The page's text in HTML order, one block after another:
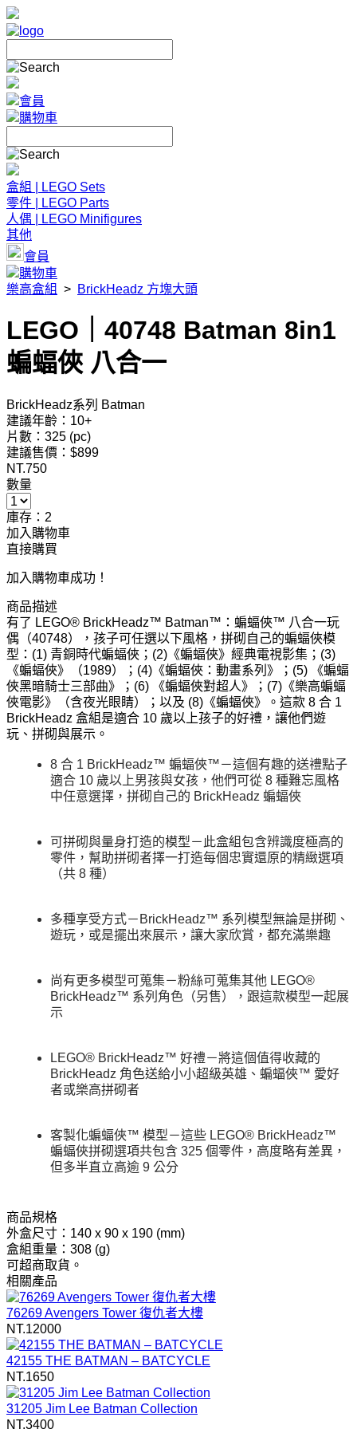
會員
購物車
盒組 | LEGO Sets
零件 | LEGO Parts
人偶 | LEGO Minifigures
其他
會員
購物車
樂高盒組 > BrickHeadz 方塊大頭
LEGO｜40748 Batman 8in1
蝙蝠俠 八合一
BrickHeadz系列 Batman
建議年齡：10+
片數：325 (pc)
建議售價：$899
NT.750
數量
庫存：2
加入購物車
直接購買
加入購物車成功！
商品描述
有了 LEGO® BrickHeadz™ Batman™：蝙蝠俠™ 八合一玩
偶（40748），孩子可任選以下風格，拼砌自己的蝙蝠俠模
型：(1) 青銅時代蝙蝠俠；(2)《蝙蝠俠》經典電視影集；(3)
《蝙蝠俠》（1989）；(4)《蝙蝠俠：動畫系列》；(5) 《蝙蝠
俠黑暗騎士三部曲》；(6) 《蝙蝠俠對超人》；(7)《樂高蝙蝠
俠電影》（含夜光眼睛）；以及 (8)《蝙蝠俠》。這款 8 合 1
BrickHeadz 盒組是適合 10 歲以上孩子的好禮，讓他們遊
玩、拼砌與展示。
8 合 1 BrickHeadz™ 蝙蝠俠™－這個有趣的送禮點子
適合 10 歲以上男孩與女孩，他們可從 8 種難忘風格
中任意選擇，拼砌自己的 BrickHeadz 蝙蝠俠
可拼砌與量身打造的模型－此盒組包含辨識度極高的
零件，幫助拼砌者擇一打造每個忠實還原的精緻選項
（共 8 種）
多種享受方式－BrickHeadz™ 系列模型無論是拼砌、
遊玩，或是擺出來展示，讓大家欣賞，都充滿樂趣
尚有更多模型可蒐集－粉絲可蒐集其他 LEGO®
BrickHeadz™ 系列角色（另售），跟這款模型一起展
示
LEGO® BrickHeadz™ 好禮－將這個值得收藏的
BrickHeadz 角色送給小小超級英雄、蝙蝠俠™ 愛好
者或樂高拼砌者
客製化蝙蝠俠™ 模型－這些 LEGO® BrickHeadz™
蝙蝠俠拼砌選項共包含 325 個零件，高度略有差異，
但多半直立高逾 9 公分
商品規格
外盒尺寸：140 x 90 x 190 (mm)
盒組重量：308 (g)
可超商取貨。
相關產品
76269 Avengers Tower 復仇者大樓
NT.12000
42155 THE BATMAN – BATCYCLE
NT.1650
31205 Jim Lee Batman Collection
NT.3400